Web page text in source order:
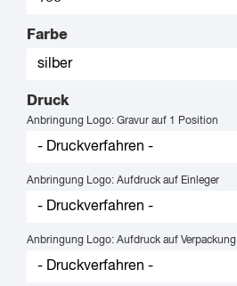
Farbe
Druck
Anbringung Logo: Gravur auf 1 Position
Anbringung Logo: Aufdruck auf Einleger
Anbringung Logo: Aufdruck auf Verpackung